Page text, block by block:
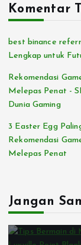
Komentar
best binance
Lengkap untuk
Rekomendasi
Melepas Penat -
Dunia Gaming
3 Easter Egg
Rekomendasi
Melepas Penat
Jangan